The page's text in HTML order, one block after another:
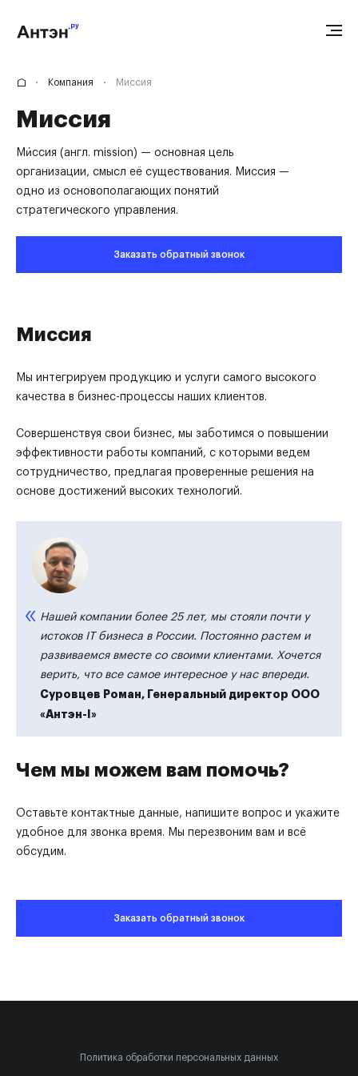
Компания Миссия
Миссия
Ми́ссия (англ. mission) — основная цель
организации, смысл её существования. Миссия —
одно из основополагающих понятий
стратегического управления.
Заказать обратный звонок
Миссия
Мы интегрируем продукцию и услуги самого высокого
качества в бизнес-процессы наших клиентов.
Совершенствуя свои бизнес, мы заботимся о повышении
эффективности работы компаний, с которыми ведем
сотрудничество, предлагая проверенные решения на
основе достижений высоких технологий.
Нашей компании более 25 лет, мы стояли почти у
истоков IT бизнеса в России. Постоянно растем и
развиваемся вместе со своими клиентами. Хочется
верить, что все самое интересное у нас впереди.
Суровцев Роман, Генеральный директор ООО
«Антэн-I»
Чем мы можем вам помочь?
Оставьте контактные данные, напишите вопрос и укажите
удобное для звонка время. Мы перезвоним вам и всё
обсудим.
Заказать обратный звонок
Политика обработки персональных данных